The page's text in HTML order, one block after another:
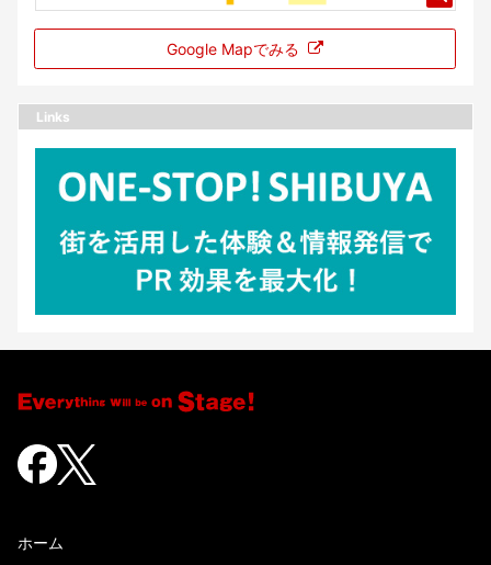
Google Mapでみる
Links
ホーム